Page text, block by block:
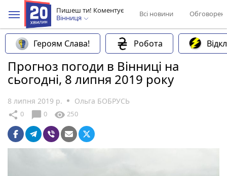
Пишеш ти! Коментує
Вінниця
Всі новини
Героям Слава! Робота
Прогноз погоди в Вінниці на
сьогодні, 8 липня 2019 року
8 липня 2019 р. Ольга БОБРУСЬ
share 0 chat_bubble 0 visibility 250